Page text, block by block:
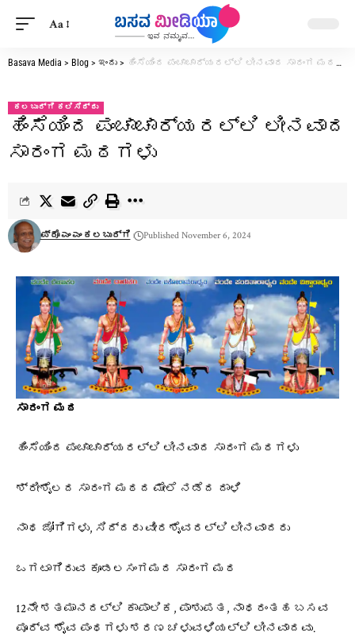
Aa
Basava Media > Blog > ಇಂದು > ಹಿಂಸೆಯಿಂದ ಪಂಚಾಚಾರ್ಯರಲ್ಲಿ ಲೀನವಾದ ಸಾರಂಗ ಮಠಗಳು
ಕಲಬುರ್ಗಿ ಕಲಿಸಿದ್ದು
ಹಿಂಸೆಯಿಂದ ಪಂಚಾಚಾರ್ಯರಲ್ಲಿ ಲೀನವಾದ
ಸಾರಂಗ ಮಠಗಳು
ಪ್ರೊ ಎಂ ಎಂ ಕಲಬುರ್ಗಿ Published November 6, 2024
ಸಾರಂಗ ಮಠ
ಹಿಂಸೆಯಿಂದ ಪಂಚಾಚಾರ್ಯರಲ್ಲಿ ಲೀನವಾದ ಸಾರಂಗ ಮಠಗಳು
ಶ್ರೀಶೈಲದ ಸಾರಂಗ ಮಠದ ಮೇಲೆ ನಡೆದ ದಾಳಿ
ನಾಥ ಜೋಗಿಗಳು, ಸಿದ್ದರು ವೀರಶೈವರಲ್ಲಿ ಲೀನವಾದರು
ಒಗಟಾಗಿರುವ ಕೂಡಲಸಂಗಮದ ಸಾರಂಗ ಮಠ
12ನೇ ಶತಮಾನದಲ್ಲಿ ಕಾಪಾಲಿಕ, ಪಾಶುಪತ, ನಾಥರಂತಹ ಬಸವ
ಪೂರ್ವ ಶೈವ ಪಂಥಗಳು ಶರಣ ಚಳುವಳಿಯಲ್ಲಿ ಲೀನವಾದವು.